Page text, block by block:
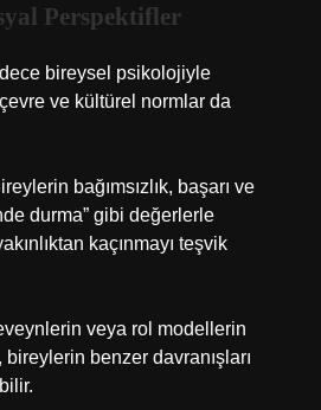
Perspektifler
bireysel psikolojiyle
ve kültürel normlar da
bağımsızlık, başarı ve
durma” gibi değerlerle
kaçınmayı teşvik
veya rol modellerin
bireylerin benzer davranışları